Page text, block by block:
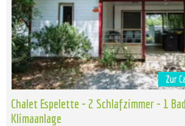
Zur
Chalet Espelette - 2 Schlafzimmer - 1
Klimaanlage